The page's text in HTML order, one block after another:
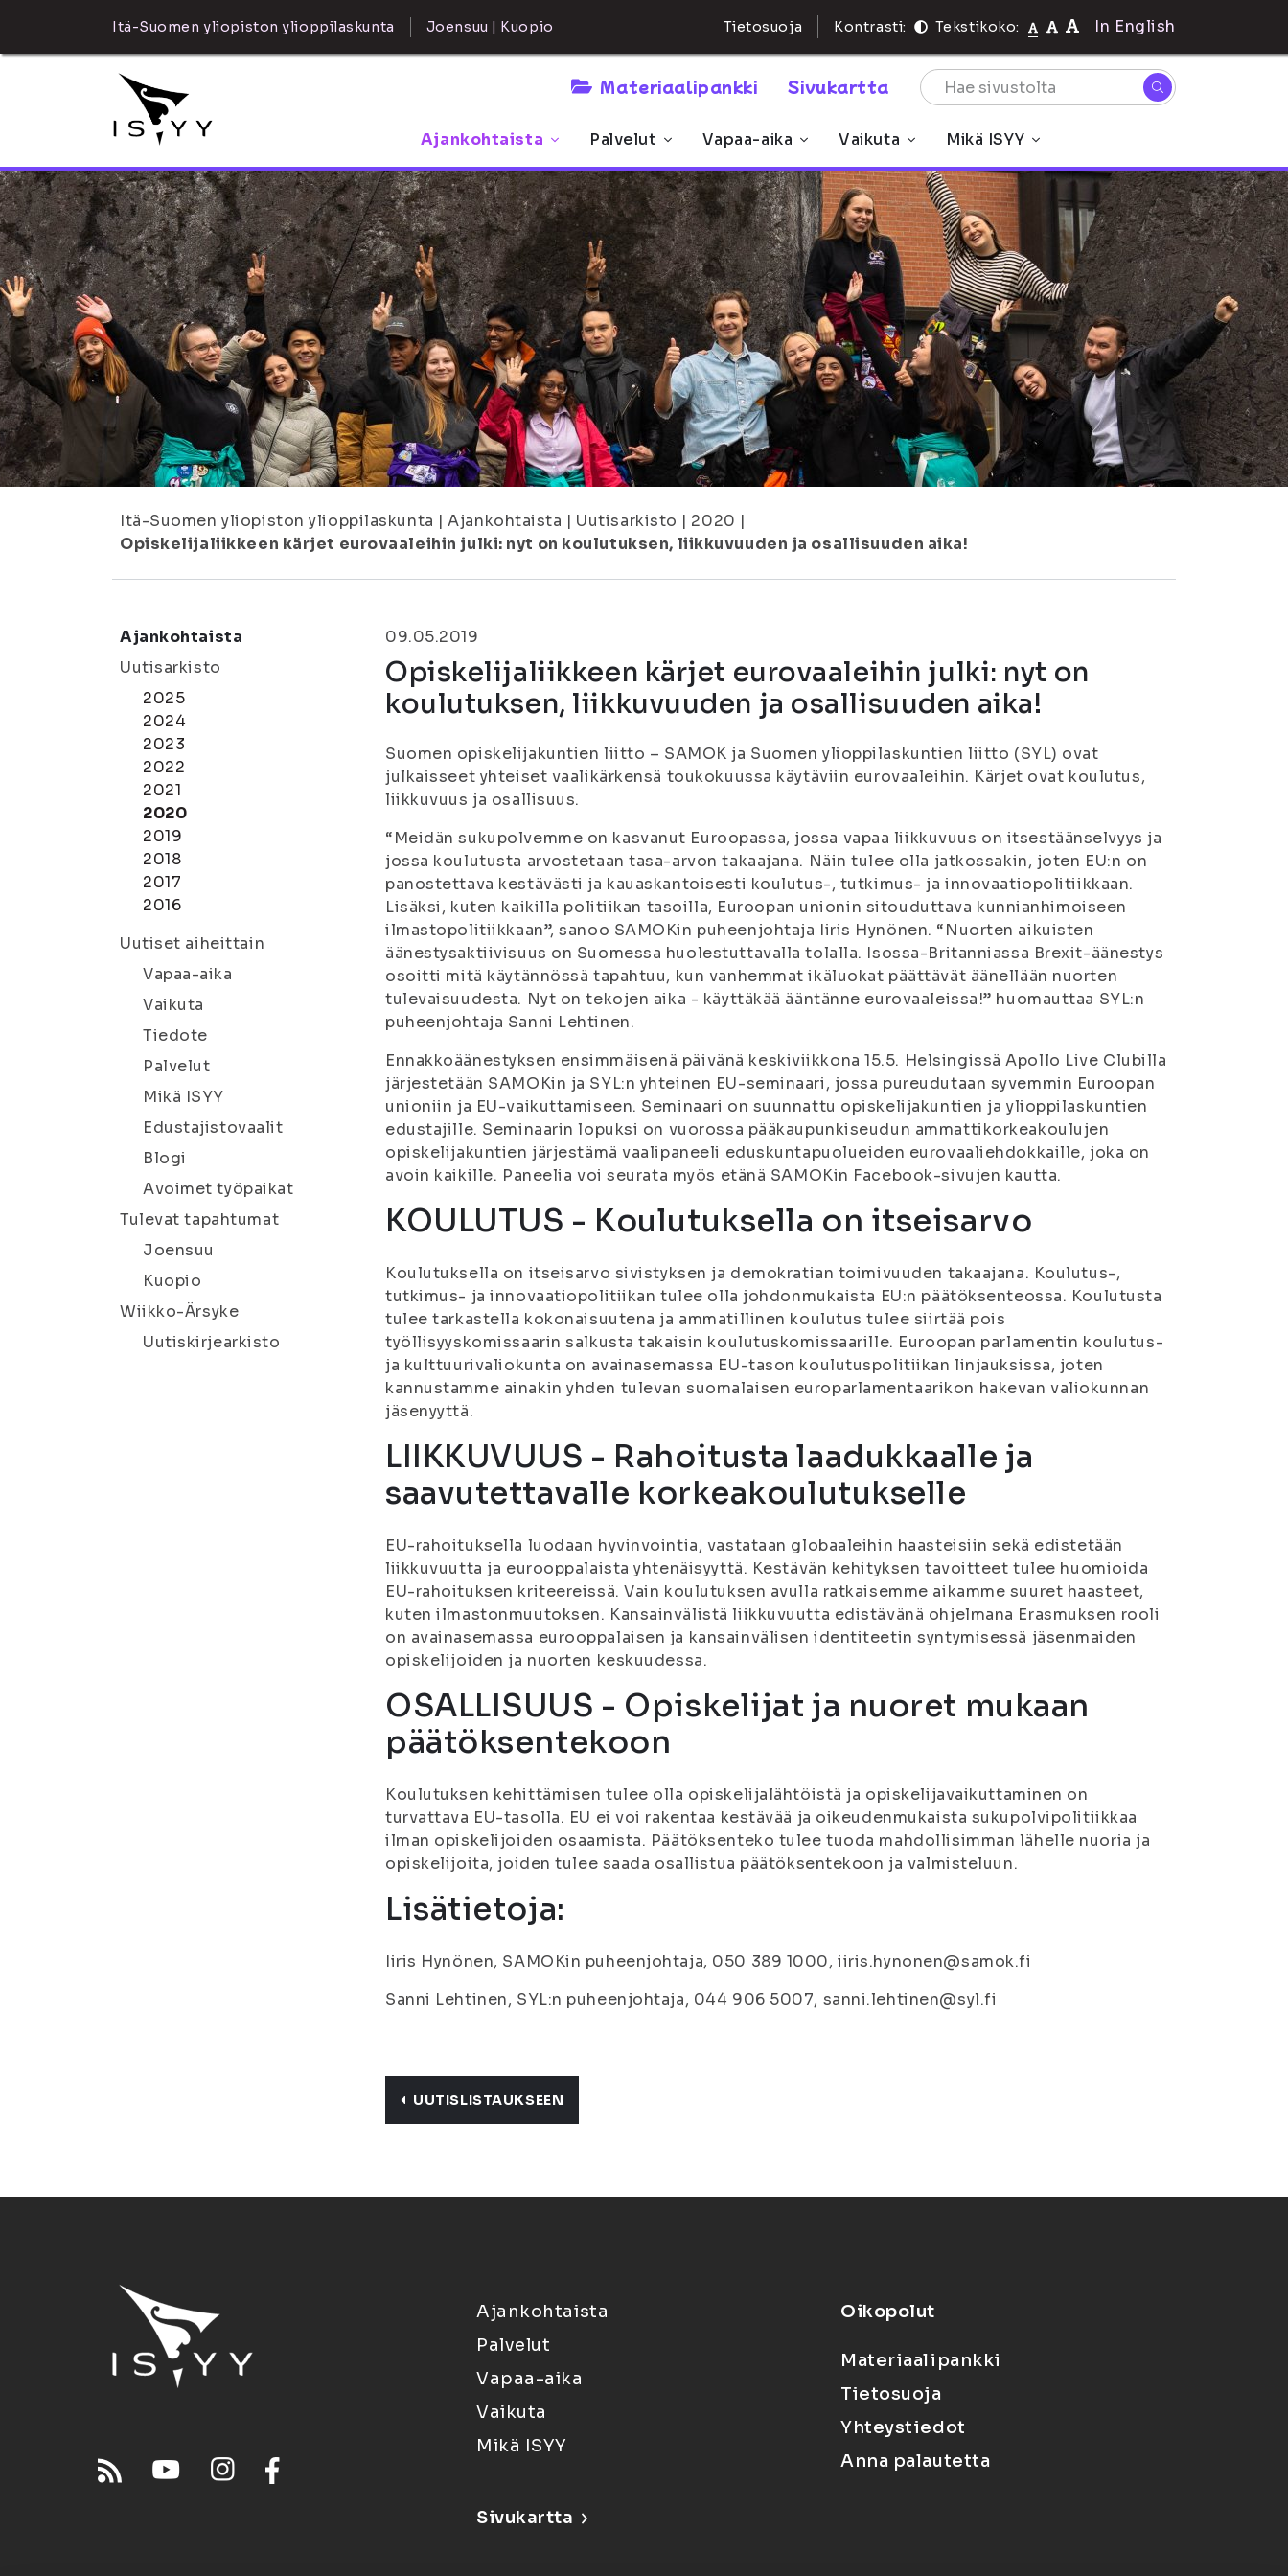
Itä-Suomen yliopiston ylioppilaskunta Joensuu | Kuopio Tietosuoja Kontrasti: Tekstikoko: In English
Materiaalipankki Sivukartta
Ajankohtaista Palvelut Vapaa-aika Vaikuta Mikä ISYY
Itä-Suomen yliopiston ylioppilaskunta | Ajankohtaista | Uutisarkisto | 2020 |
Opiskelijaliikkeen kärjet eurovaaleihin julki: nyt on koulutuksen, liikkuvuuden ja osallisuuden aika!
Ajankohtaista
Uutisarkisto
2025
2024
2023
2022
2021
2020
2019
2018
2017
2016
Uutiset aiheittain
Vapaa-aika
Vaikuta
Tiedote
Palvelut
Mikä ISYY
Edustajistovaalit
Blogi
Avoimet työpaikat
Tulevat tapahtumat
Joensuu
Kuopio
Wiikko-Ärsyke
Uutiskirjearkisto
09.05.2019
Opiskelijaliikkeen kärjet eurovaaleihin julki: nyt on
koulutuksen, liikkuvuuden ja osallisuuden aika!
Suomen opiskelijakuntien liitto – SAMOK ja Suomen ylioppilaskuntien liitto (SYL) ovat
julkaisseet yhteiset vaalikärkensä toukokuussa käytäviin eurovaaleihin. Kärjet ovat koulutus,
liikkuvuus ja osallisuus.
“Meidän sukupolvemme on kasvanut Euroopassa, jossa vapaa liikkuvuus on itsestäänselvyys ja
jossa koulutusta arvostetaan tasa-arvon takaajana. Näin tulee olla jatkossakin, joten EU:n on
panostettava kestävästi ja kauaskantoisesti koulutus-, tutkimus- ja innovaatiopolitiikkaan.
Lisäksi, kuten kaikilla politiikan tasoilla, Euroopan unionin sitouduttava kunnianhimoiseen
ilmastopolitiikkaan”, sanoo SAMOKin puheenjohtaja Iiris Hynönen. “Nuorten aikuisten
äänestysaktiivisuus on Suomessa huolestuttavalla tolalla. Isossa-Britanniassa Brexit-äänestys
osoitti mitä käytännössä tapahtuu, kun vanhemmat ikäluokat päättävät äänellään nuorten
tulevaisuudesta. Nyt on tekojen aika - käyttäkää ääntänne eurovaaleissa!” huomauttaa SYL:n
puheenjohtaja Sanni Lehtinen.
Ennakkoäänestyksen ensimmäisenä päivänä keskiviikkona 15.5. Helsingissä Apollo Live Clubilla
järjestetään SAMOKin ja SYL:n yhteinen EU-seminaari, jossa pureudutaan syvemmin Euroopan
unioniin ja EU-vaikuttamiseen. Seminaari on suunnattu opiskelijakuntien ja ylioppilaskuntien
edustajille. Seminaarin lopuksi on vuorossa pääkaupunkiseudun ammattikorkeakoulujen
opiskelijakuntien järjestämä vaalipaneeli eduskuntapuolueiden eurovaaliehdokkaille, joka on
avoin kaikille. Paneelia voi seurata myös etänä SAMOKin Facebook-sivujen kautta.
KOULUTUS - Koulutuksella on itseisarvo
Koulutuksella on itseisarvo sivistyksen ja demokratian toimivuuden takaajana. Koulutus-,
tutkimus- ja innovaatiopolitiikan tulee olla johdonmukaista EU:n päätöksenteossa. Koulutusta
tulee tarkastella kokonaisuutena ja ammatillinen koulutus tulee siirtää pois
työllisyyskomissaarin salkusta takaisin koulutuskomissaarille. Euroopan parlamentin koulutus-
ja kulttuurivaliokunta on avainasemassa EU-tason koulutuspolitiikan linjauksissa, joten
kannustamme ainakin yhden tulevan suomalaisen europarlamentaarikon hakevan valiokunnan
jäsenyyttä.
LIIKKUVUUS - Rahoitusta laadukkaalle ja
saavutettavalle korkeakoulutukselle
EU-rahoituksella luodaan hyvinvointia, vastataan globaaleihin haasteisiin sekä edistetään
liikkuvuutta ja eurooppalaista yhtenäisyyttä. Kestävän kehityksen tavoitteet tulee huomioida
EU-rahoituksen kriteereissä. Vain koulutuksen avulla ratkaisemme aikamme suuret haasteet,
kuten ilmastonmuutoksen. Kansainvälistä liikkuvuutta edistävänä ohjelmana Erasmuksen rooli
on avainasemassa eurooppalaisen ja kansainvälisen identiteetin syntymisessä jäsenmaiden
opiskelijoiden ja nuorten keskuudessa.
OSALLISUUS - Opiskelijat ja nuoret mukaan
päätöksentekoon
Koulutuksen kehittämisen tulee olla opiskelijalähtöistä ja opiskelijavaikuttaminen on
turvattava EU-tasolla. EU ei voi rakentaa kestävää ja oikeudenmukaista sukupolvipolitiikkaa
ilman opiskelijoiden osaamista. Päätöksenteko tulee tuoda mahdollisimman lähelle nuoria ja
opiskelijoita, joiden tulee saada osallistua päätöksentekoon ja valmisteluun.
Lisätietoja:
Iiris Hynönen, SAMOKin puheenjohtaja, 050 389 1000, iiris.hynonen@samok.fi
Sanni Lehtinen, SYL:n puheenjohtaja, 044 906 5007, sanni.lehtinen@syl.fi
UUTISLISTAUKSEEN
Ajankohtaista
Palvelut
Vapaa-aika
Vaikuta
Mikä ISYY
Sivukartta
Oikopolut
Materiaalipankki
Tietosuoja
Yhteystiedot
Anna palautetta